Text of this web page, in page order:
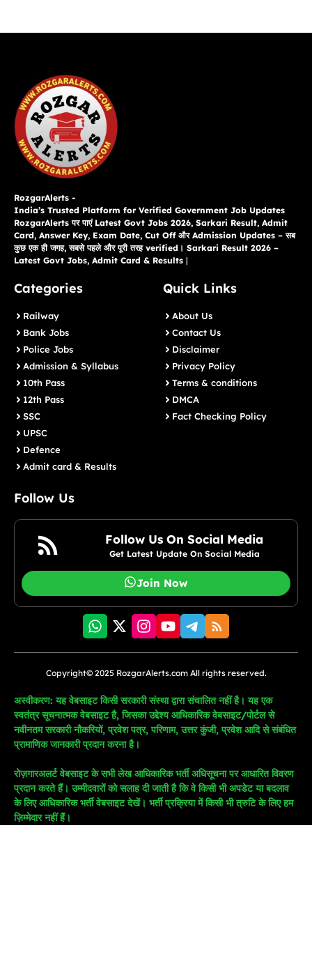
RozgarAlerts -
India’s Trusted Platform for Verified Government Job Updates
RozgarAlerts पर पाएं Latest Govt Jobs 2026, Sarkari Result, Admit
Card, Answer Key, Exam Date, Cut Off और Admission Updates – सब
कुछ एक ही जगह, सबसे पहले और पूरी तरह verified। Sarkari Result 2026 –
Latest Govt Jobs, Admit Card & Results |
Categories
Railway
Bank Jobs
Police Jobs
Admission & Syllabus
10th Pass
12th Pass
SSC
UPSC
Defence
Admit card & Results
Quick Links
About Us
Contact Us
Disclaimer
Privacy Policy
Terms & conditions
DMCA
Fact Checking Policy
Follow Us
Follow Us On Social Media
Get Latest Update On Social Media
Join Now
Copyright© 2025 RozgarAlerts.com All rights reserved.
अस्वीकरण: यह वेबसाइट किसी सरकारी संस्था द्वारा संचालित नहीं है। यह एक
स्वतंत्र सूचनात्मक वेबसाइट है, जिसका उद्देश्य आधिकारिक वेबसाइट/पोर्टल से
नवीनतम सरकारी नौकरियों, प्रवेश पत्र, परिणाम, उत्तर कुंजी, प्रवेश आदि से संबंधित
प्रामाणिक जानकारी प्रदान करना है।
रोज़गारअलर्ट वेबसाइट के सभी लेख आधिकारिक भर्ती अधिसूचना पर आधारित विवरण
प्रदान करते हैं। उम्मीदवारों को सलाह दी जाती है कि वे किसी भी अपडेट या बदलाव
के लिए आधिकारिक भर्ती वेबसाइट देखें। भर्ती प्रक्रिया में किसी भी त्रुटि के लिए हम
ज़िम्मेदार नहीं हैं।